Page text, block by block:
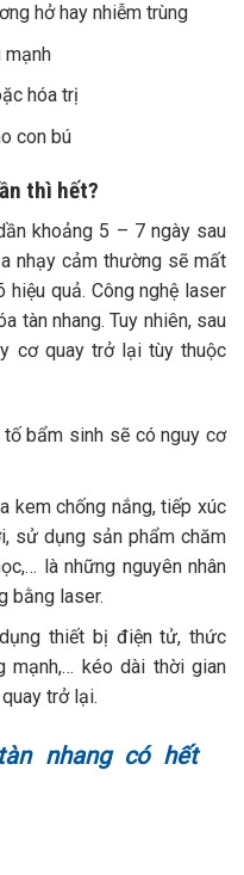
hở hay nhiễm trùng
mạnh
hóa trị
con bú
thì hết?
khoảng 5 – 7 ngày sau
nhạy cảm thường sẽ mất
hiệu quả. Công nghệ laser
tàn nhang. Tuy nhiên, sau
cơ quay trở lại tùy thuộc
bẩm sinh sẽ có nguy cơ
kem chống nắng, tiếp xúc
sử dụng sản phẩm chăm
là những nguyên nhân
bằng laser.
thiết bị điện tử, thức
mạnh,… kéo dài thời gian
trở lại.
nhang có hết